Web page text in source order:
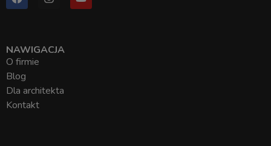
NAWIGACJA
O firmie
Blog
Dla architekta
Kontakt